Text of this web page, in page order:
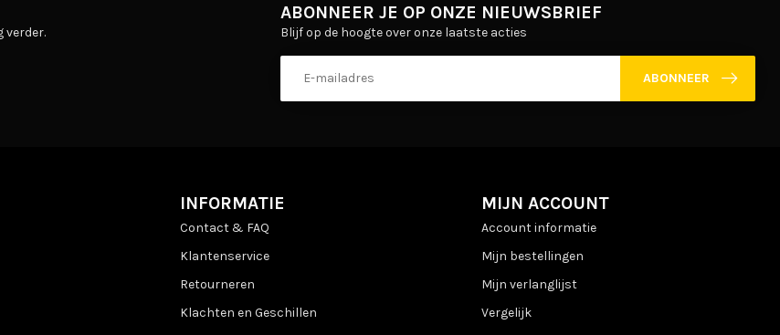
verder.
ABONNEER JE OP ONZE NIEUWSBRIEF
Blijf op de hoogte over onze laatste acties
ABONNEER
INFORMATIE
Contact & FAQ
Klantenservice
Retourneren
Klachten en Geschillen
MIJN ACCOUNT
Account informatie
Mijn bestellingen
Mijn verlanglijst
Vergelijk